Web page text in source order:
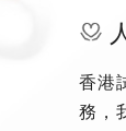
香港
務，